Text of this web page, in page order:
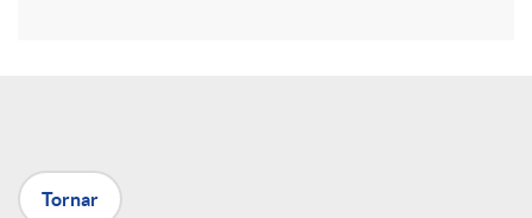
XTornar